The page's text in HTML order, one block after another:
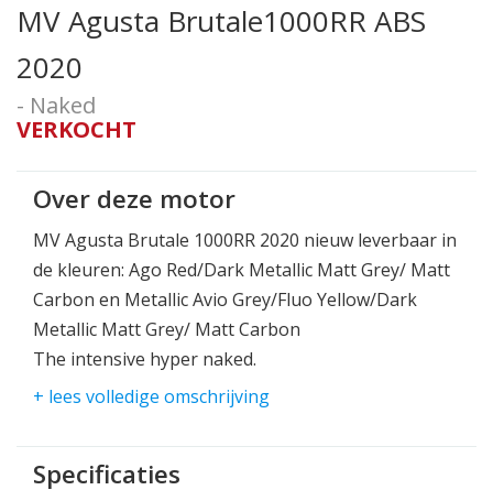
MV Agusta Brutale1000RR ABS
2020
- Naked
VERKOCHT
Over deze motor
MV Agusta Brutale 1000RR 2020 nieuw leverbaar in
de kleuren: Ago Red/Dark Metallic Matt Grey/ Matt
Carbon en Metallic Avio Grey/Fluo Yellow/Dark
Metallic Matt Grey/ Matt Carbon
The intensive hyper naked.
Naast de 3 cilinders is de 4 cilinder ook weer weder
208pk 119Nm een droog gewicht van 186kg zorgt
voor een maximale snelheid van boven de 300kmh!
+ lees volledige omschrijving
Specificaties